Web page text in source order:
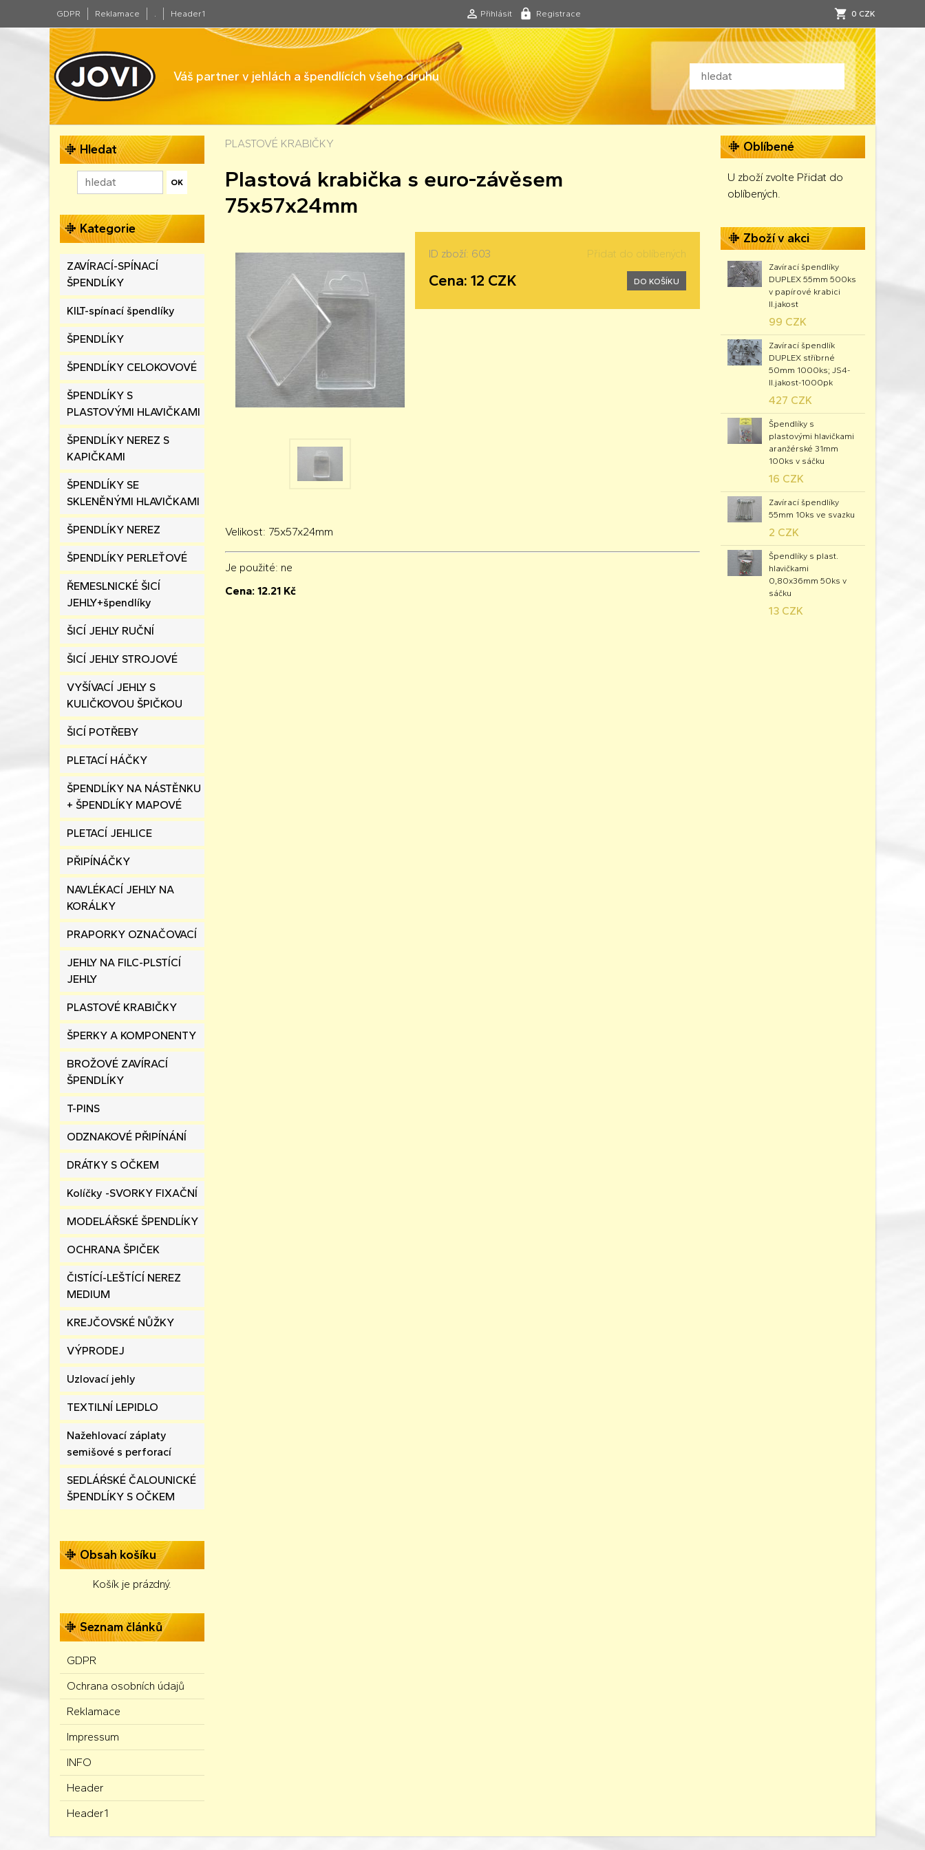
GDPR Reklamace . Header1 Přihlásit Registrace 0 CZK
Váš partner v jehlách a špendlících všeho druhu
Hledat
Kategorie
ZAVÍRACÍ-SPÍNACÍ
ŠPENDLÍKY
KILT-spínací špendlíky
ŠPENDLÍKY
ŠPENDLÍKY CELOKOVOVÉ
ŠPENDLÍKY S
PLASTOVÝMI HLAVIČKAMI
ŠPENDLÍKY NEREZ S
KAPIČKAMI
ŠPENDLÍKY SE
SKLENĚNÝMI HLAVIČKAMI
ŠPENDLÍKY NEREZ
ŠPENDLÍKY PERLEŤOVÉ
ŘEMESLNICKÉ ŠICÍ
JEHLY+špendlíky
ŠICÍ JEHLY RUČNÍ
ŠICÍ JEHLY STROJOVÉ
VYŠÍVACÍ JEHLY S
KULIČKOVOU ŠPIČKOU
ŠICÍ POTŘEBY
PLETACÍ HÁČKY
ŠPENDLÍKY NA NÁSTĚNKU
+ ŠPENDLÍKY MAPOVÉ
PLETACÍ JEHLICE
PŘIPÍNÁČKY
NAVLÉKACÍ JEHLY NA
KORÁLKY
PRAPORKY OZNAČOVACÍ
JEHLY NA FILC-PLSTÍCÍ
JEHLY
PLASTOVÉ KRABIČKY
ŠPERKY A KOMPONENTY
BROŽOVÉ ZAVÍRACÍ
ŠPENDLÍKY
T-PINS
ODZNAKOVÉ PŘIPÍNÁNÍ
DRÁTKY S OČKEM
Kolíčky -SVORKY FIXAČNÍ
MODELÁŘSKÉ ŠPENDLÍKY
OCHRANA ŠPIČEK
ČISTÍCÍ-LEŠTÍCÍ NEREZ
MEDIUM
KREJČOVSKÉ NŮŽKY
VÝPRODEJ
Uzlovací jehly
TEXTILNÍ LEPIDLO
Nažehlovací záplaty
semišové s perforací
SEDLÁŔSKÉ ČALOUNICKÉ
ŠPENDLÍKY S OČKEM
Obsah košíku
Košík je prázdný.
Seznam článků
GDPR
Ochrana osobních údajů
Reklamace
Impressum
INFO
Header
Header1
PLASTOVÉ KRABIČKY
Plastová krabička s euro-závěsem
75x57x24mm
ID zboží: 603 Přidat do oblíbených
Cena: 12 CZK DO KOŠÍKU
Velikost: 75x57x24mm
Je použité: ne
Cena: 12.21 Kč
Oblíbené
U zboží zvolte Přidat do
oblíbených.
Zboží v akci
Zavírací špendlíky
DUPLEX 55mm 500ks
v papírové krabici
II.jakost
99 CZK
Zavírací špendlík
DUPLEX stříbrné
50mm 1000ks; JS4-
II.jakost-1000pk
427 CZK
Špendlíky s
plastovými hlavičkami
aranžérské 31mm
100ks v sáčku
16 CZK
Zavírací špendlíky
55mm 10ks ve svazku
2 CZK
Špendlíky s plast.
hlavičkami
0,80x36mm 50ks v
sáčku
13 CZK